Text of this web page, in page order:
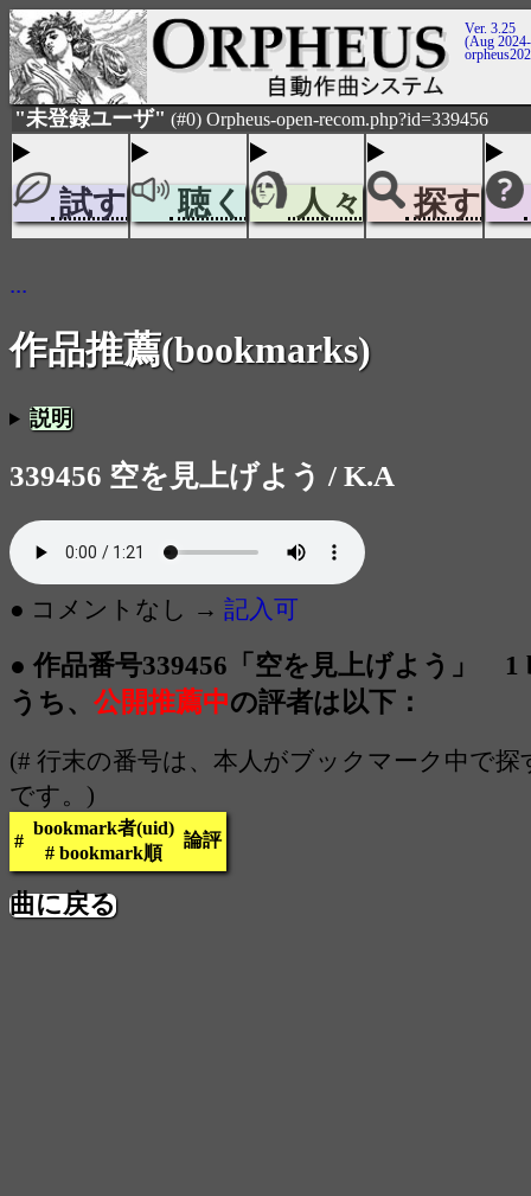
Ver. 3.25
(Aug
"未登録ユーザ" (#0) Orpheus-open-recom.php?id=339456
試す 聴く 人々 探す
...
作品推薦(bookmarks)
説明
339456 空を見上げよう / K.A
● コメントなし → 記入可
● 作品番号339456「空を見上げよう」 1
うち、 公開推薦中の評者は以下：
(# 行末の番号は、本人がブックマーク中で探
です。)
#
bookmark者(uid)
# bookmark順
論評
曲に戻る